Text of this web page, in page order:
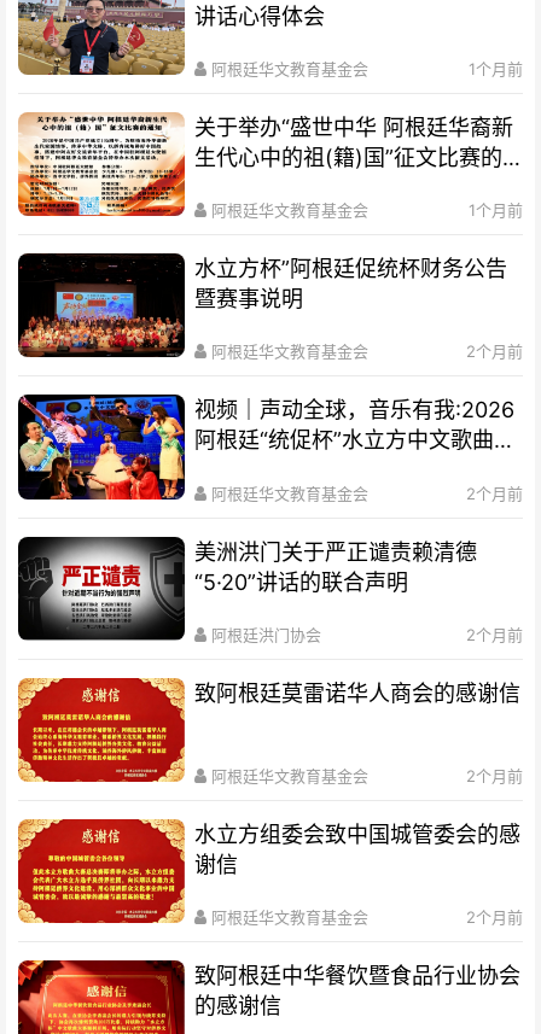
讲话心得体会
阿根廷华文教育基金会 1个月前
关于举办“盛世中华 阿根廷华裔新
生代心中的祖(籍)国”征文比赛的
阿根廷华文教育基金会 1个月前
水立方杯”阿根廷促统杯财务公告
暨赛事说明
阿根廷华文教育基金会 2个月前
视频｜声动全球，音乐有我:2026
阿根廷“统促杯”水立方中文歌曲大
阿根廷华文教育基金会 2个月前
美洲洪门关于严正谴责赖清德
“5·20”讲话的联合声明
阿根廷洪门协会 2个月前
致阿根廷莫雷诺华人商会的感谢信
阿根廷华文教育基金会 2个月前
水立方组委会致中国城管委会的感
谢信
阿根廷华文教育基金会 2个月前
致阿根廷中华餐饮暨食品行业协会
的感谢信